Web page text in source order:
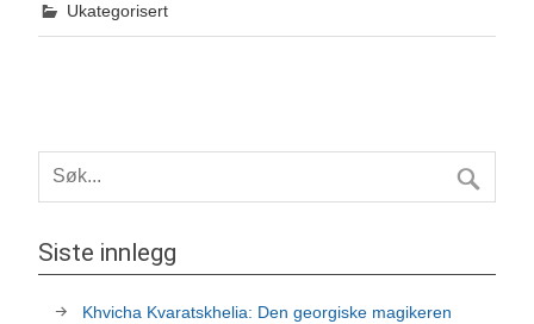
Ukategorisert
Siste innlegg
Khvicha Kvaratskhelia: Den georgiske magikeren